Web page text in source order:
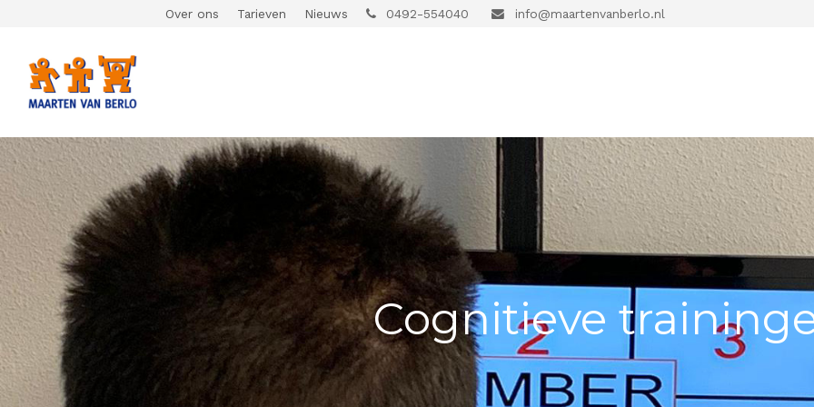
Over ons Tarieven Nieuws 0492-554040 info@maartenvanberlo.nl
Cognitieve